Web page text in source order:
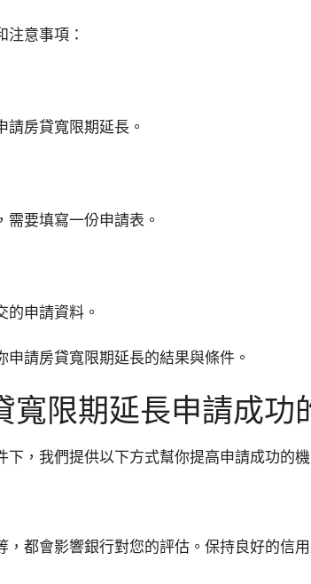
意事項：
房貸寬限期延長。
要填寫一份申請表。
的申請資料。
請房貸寬限期延長的結果與條件。
寬限期延長申請成功
，我們提供以下方式幫你提高申請成功的機
都會影響銀行對您的評估。保持良好的信